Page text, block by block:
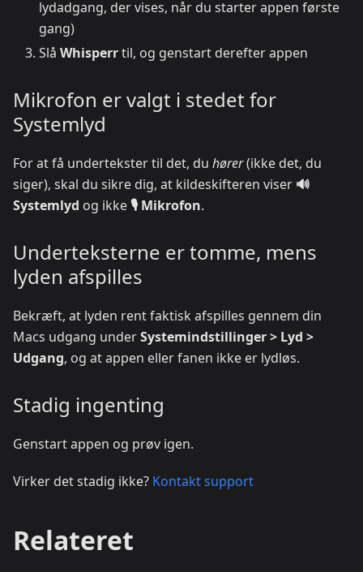
lydadgang, der vises, når du starter appen første
gang)
Slå Whisperrtil, og genstart derefter appen
Mikrofon er valgt i stedet for
Systemlyd
For at få undertekster til det, du hører(ikke det, du
siger), skal du sikre dig, at kildeskifteren viser 🔊
Systemlyd og ikke🎙️ Mikrofon.
Underteksterne er tomme, mens
lyden afspilles
Bekræft, at lyden rent faktisk afspilles gennem din
Macs udgang underSystemindstillinger > Lyd >
Udgang, og at appen eller fanen ikke er lydløs.
Stadig ingenting
Genstart appen og prøv igen.
Virker det stadig ikke? Kontakt support
Relateret